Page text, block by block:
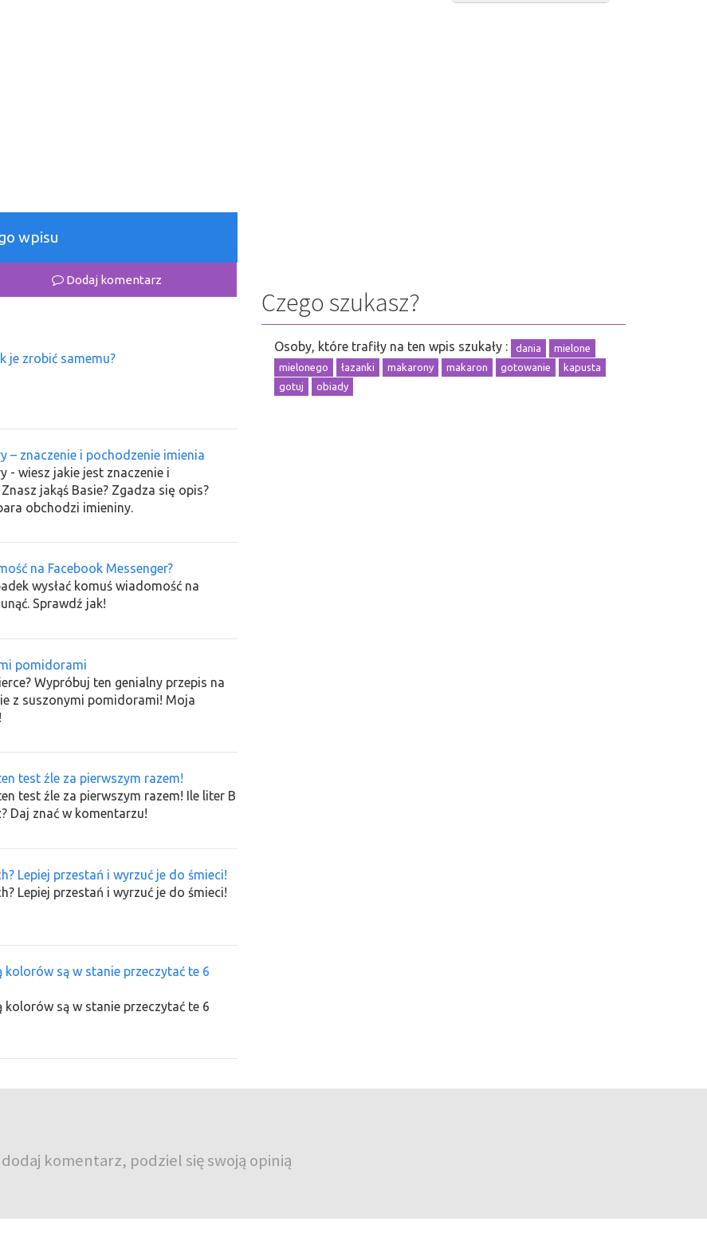
wpisu
Dodaj komentarz
je zrobić samemu?
– znaczenie i pochodzenie imienia
- wiesz jakie jest znaczenie i
jakąś Basie? Zgadza się opis?
obchodzi imieniny.
na Facebook Messenger?
wysłać komuś wiadomość na
Sprawdź jak!
pomidorami
Wypróbuj ten genialny przepis na
z suszonymi pomidorami! Moja
test źle za pierwszym razem!
test źle za pierwszym razem! Ile liter B
Daj znać w komentarzu!
Lepiej przestań i wyrzuć je do śmieci!
Lepiej przestań i wyrzuć je do śmieci!
są w stanie przeczytać te 6
są w stanie przeczytać te 6
Czego szukasz?
Osoby, które trafiły na ten wpis szukały : dania
mielone
mielonego
łazanki makarony makaron gotowanie
kapusta
gotuj
obiady
dodaj komentarz, podziel się swoją opinią